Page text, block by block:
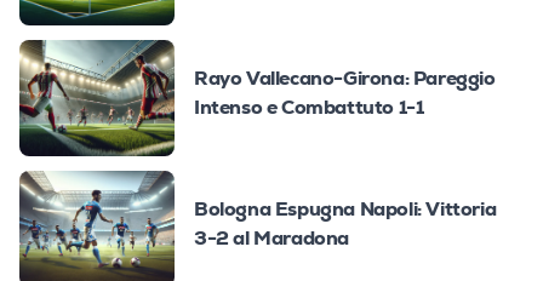
Rayo Vallecano-Girona: Pareggio
Intenso e Combattuto 1-1
Bologna Espugna Napoli: Vittoria
3-2 al Maradona